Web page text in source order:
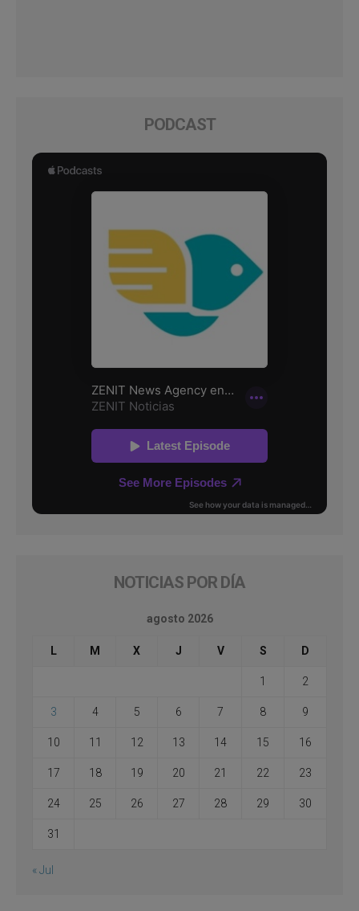
PODCAST
NOTICIAS POR DÍA
agosto 2026
L M X J V S D
1 2
3 4 5 6 7 8 9
10 11 12 13 14 15 16
17 18 19 20 21 22 23
24 25 26 27 28 29 30
31
« Jul